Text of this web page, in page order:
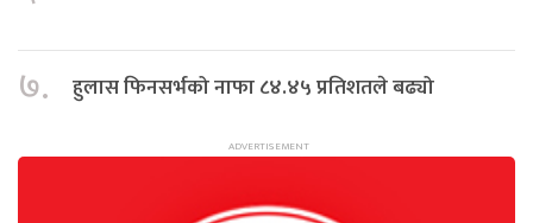
७. हुलास फिनसर्भको नाफा ८४.४५ प्रतिशतले बढ्यो